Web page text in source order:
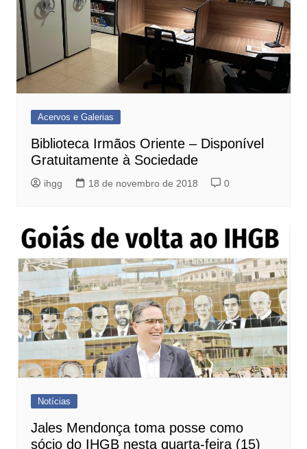
Acervos e Galerias
Biblioteca Irmãos Oriente – Disponível
Gratuitamente à Sociedade
ihgg 18 de novembro de 2018 0
Notícias
Jales Mendonça toma posse como
sócio do IHGB nesta quarta-feira (15)